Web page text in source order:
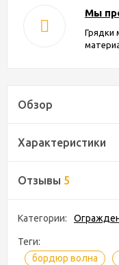
Мы
Грядки
Обзор
Характеристики
Отзывы 5
Категории:
Теги:
бордюр волна